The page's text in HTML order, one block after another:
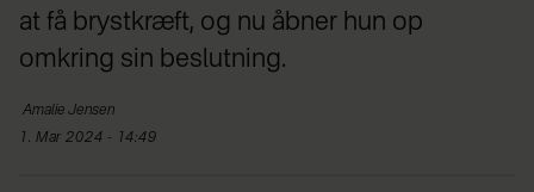
at få brystkræft, og nu åbner hun op
omkring sin beslutning.
Amalie Jensen
1. Mar 2024 - 14:49